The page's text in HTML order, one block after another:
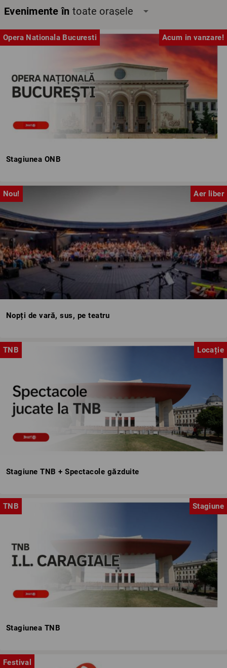
Evenimente în toate orașele arrow_drop_down
Opera Nationala Bucuresti Acum in vanzare!
Stagiunea ONB
Nou! Aer liber
Nopți de vară, sus, pe teatru
TNB Locație
Stagiune TNB + Spectacole găzduite
TNB Stagiune
Stagiunea TNB
Festival